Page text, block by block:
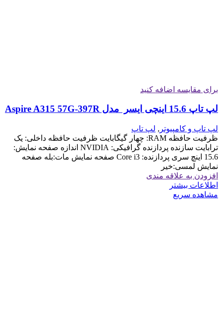
برای مقایسه اضافه کنید
لپ تاپ 15.6 اینچی ایسر مدل Aspire A315 57G-397R
لپ تاپ و کامپیوتر , لپ تاپ
ظرفیت حافظه RAM: چهار گیگابایت ظرفیت حافظه داخلی: یک
ترابایت سازنده پردازنده گرافیکی: NVIDIA اندازه صفحه نمایش:
15.6 اینچ سری پردازنده: Core i3 صفحه نمایش مات:بله صفحه
نمایش لمسی:خیر
افزودن به علاقه مندی
اطلاعات بیشتر
مشاهده سریع